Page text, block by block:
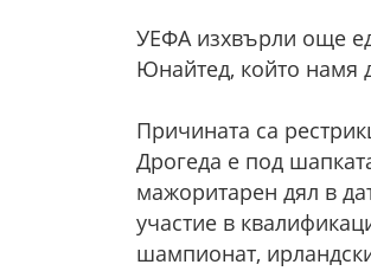
УЕФА изхвърли още
Юнайтед, който намя
Причината са
Дрогеда е под
мажоритарен дял в
участие в
шампионат,